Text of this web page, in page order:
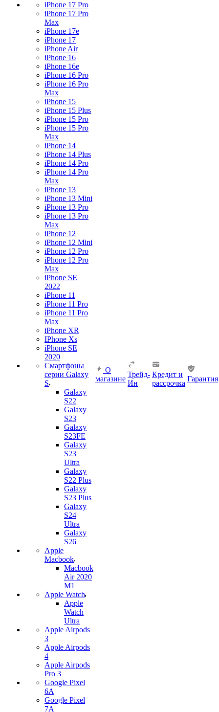
iPhone 17 Pro
iPhone 17 Pro
Max
iPhone 17e
iPhone 17
iPhone Air
iPhone 16
iPhone 16e
iPhone 16 Pro
iPhone 16 Pro
Max
iPhone 15
iPhone 15 Plus
iPhone 15 Pro
iPhone 15 Pro
Max
iPhone 14
iPhone 14 Plus
iPhone 14 Pro
iPhone 14 Pro
Max
iPhone 13
iPhone 13 Mini
iPhone 13 Pro
iPhone 13 Pro
Max
iPhone 12
iPhone 12 Mini
iPhone 12 Pro
iPhone 12 Pro
Max
iPhone SE
2022
iPhone 11
iPhone 11 Pro
iPhone 11 Pro
Max
iPhone XR
IPhone Xs
iPhone SE
2020
Смартфоны
серии Galaxy
S
Galaxy
S22
Galaxy
S23
Galaxy
S23FE
Galaxy
S23
Ultra
Galaxy
S22 Plus
Galaxy
S23 Plus
Galaxy
S24
Ultra
Galaxy
S26
Apple
Macbook
Macbook
Air 2020
M1
Apple Watch
Apple
Watch
Ultra
Apple Airpods
3
Apple Airpods
4
Apple Airpods
Pro 3
Google Pixel
6A
Google Pixel
7А
О
магазине
Трейд-
Ин
Кредит и
рассрочка
Гарантия